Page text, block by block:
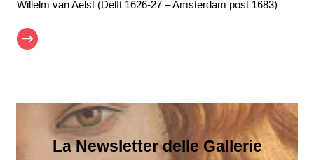
Willelm van Aelst (Delft 1626-27 – Amsterdam post 1683)
La Newsletter delle Gallerie